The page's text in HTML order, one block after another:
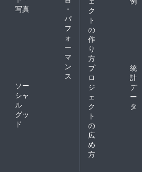
写真
・
パ
フ
ォ
ー
マ
ン
ス
ソー
シャ
ル
グッ
ド
ク
ト
の
作
り
方
プ
ロ
ジ
ェ
ク
ト
の
広
め
方
統
計
デ
ー
タ